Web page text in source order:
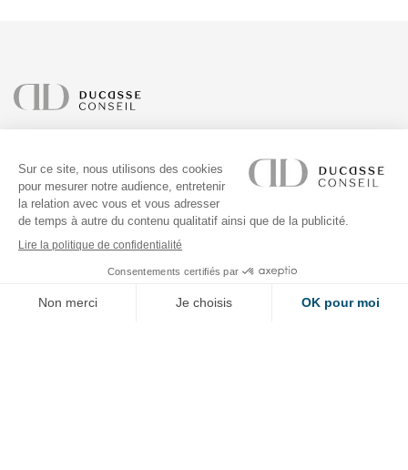
À PROPOS
RÉALISATIONS
ADRESSE
SUIVEZ-NOUS
NEWSLETTER